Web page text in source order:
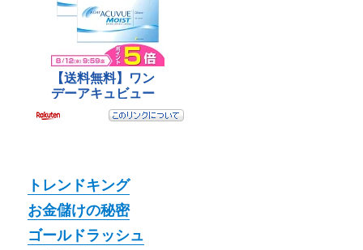
トレンドキング
お金儲けの秘密
ゴールドラッシュ